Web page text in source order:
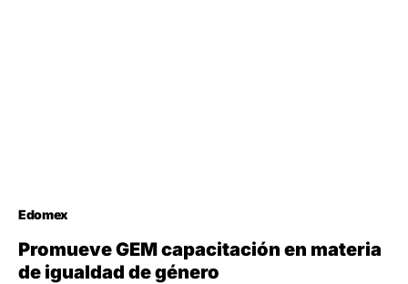
Edomex
Promueve GEM capacitación en materia
de igualdad de género